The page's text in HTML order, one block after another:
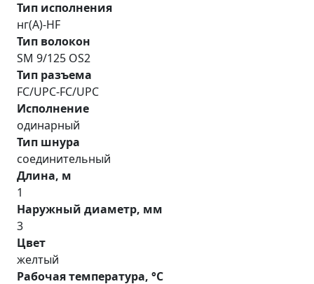
Тип исполнения
нг(A)-HF
Тип волокон
SM 9/125 OS2
Тип разъема
FC/UPC-FC/UPC
Исполнение
одинарный
Тип шнура
соединительный
Длина, м
1
Наружный диаметр, мм
3
Цвет
желтый
Рабочая температура, °С